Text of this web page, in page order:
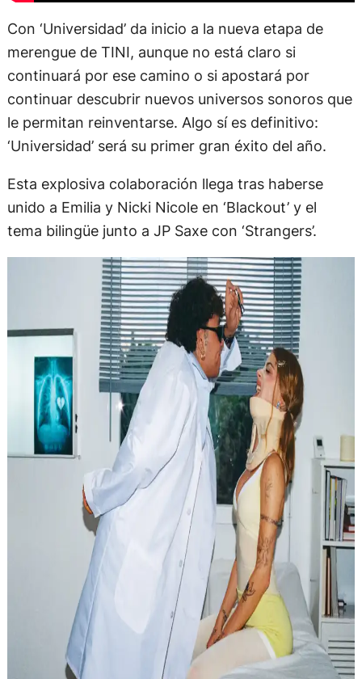
Con ‘Universidad’ da inicio a la nueva etapa de
merengue de TINI, aunque no está claro si
continuará por ese camino o si apostará por
continuar descubrir nuevos universos sonoros que
le permitan reinventarse. Algo sí es definitivo:
‘Universidad’ será su primer gran éxito del año.
Esta explosiva colaboración llega tras haberse
unido a Emilia y Nicki Nicole en ‘Blackout’ y el
tema bilingüe junto a JP Saxe con ‘Strangers’.